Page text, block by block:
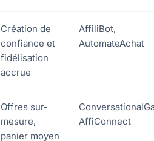
Création de
confiance et
fidélisation
accrue
AffiliBot,
AutomateAchat
Offres sur-
mesure,
panier moyen
AffiConnect